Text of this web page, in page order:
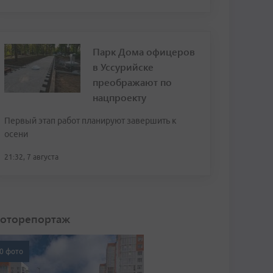
Парк Дома офицеров
в Уссурийске
преображают по
нацпроекту
Первый этап работ планируют завершить к
осени
21:32, 7 августа
фото